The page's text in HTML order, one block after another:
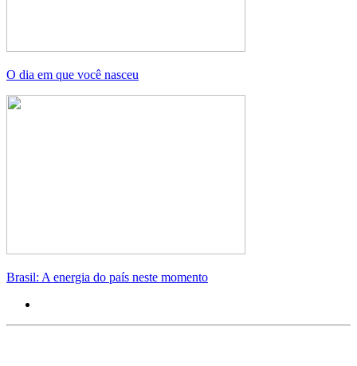
O dia em que você nasceu
Brasil: A energia do país neste momento